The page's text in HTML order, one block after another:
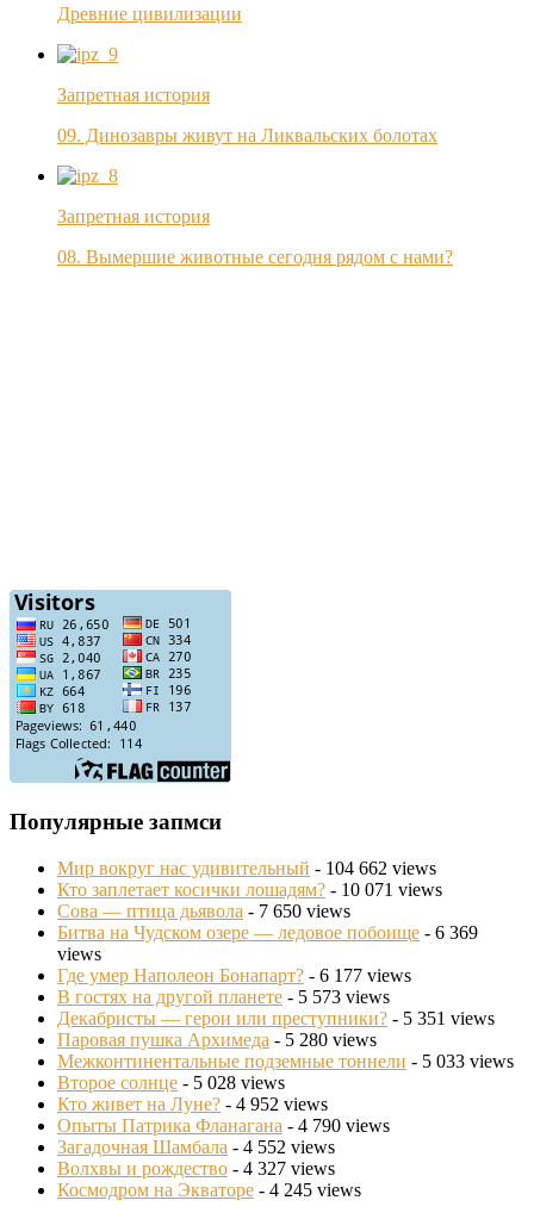
Древние цивилизации
Запретная история
09. Динозавры живут на Ликвальских болотах
Запретная история
08. Вымершие животные сегодня рядом с нами?
Популярные запмси
Мир вокруг нас удивительный - 104 662 views
Кто заплетает косички лошадям? - 10 071 views
Сова — птица дьявола - 7 650 views
Битва на Чудском озере — ледовое побоище - 6 369
views
Где умер Наполеон Бонапарт? - 6 177 views
В гостях на другой планете - 5 573 views
Декабристы — герои или преступники? - 5 351 views
Паровая пушка Архимеда - 5 280 views
Межконтинентальные подземные тоннели - 5 033 views
Второе солнце - 5 028 views
Кто живет на Луне? - 4 952 views
Опыты Патрика Фланагана - 4 790 views
Загадочная Шамбала - 4 552 views
Волхвы и рождество - 4 327 views
Космодром на Экваторе - 4 245 views